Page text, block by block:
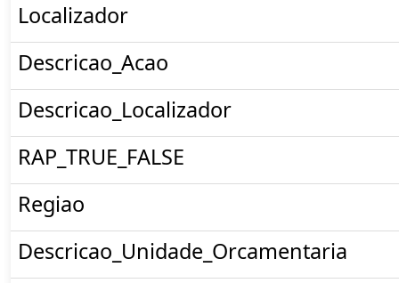
Localizador
Descricao_Acao
Descricao_Localizador
RAP_TRUE_FALSE
Regiao
Descricao_Unidade_Orcamentaria